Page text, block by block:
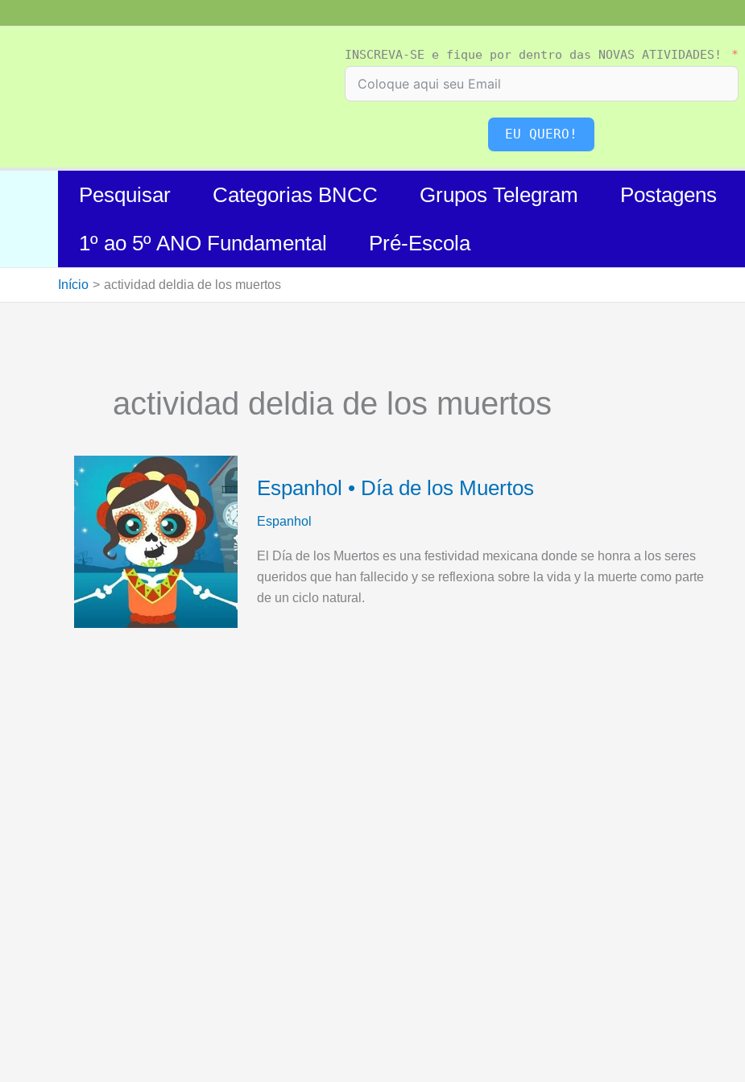
para
INSCREVA-SE e fique por dentro das NOVAS ATIVIDADES!
EU QUERO!
Pesquisar Categorias BNCC Grupos Telegram
Postagens
1º ao 5º ANO Fundamental
Pré-Escola
Início actividad deldia de los muertos
actividad deldia de los muertos
Espanhol • Día de los Muertos
Espanhol
El Día de los Muertos es una festividad mexicana donde se honra a los seres
queridos que han fallecido y se reflexiona sobre la vida y la muerte como parte
de un ciclo natural.